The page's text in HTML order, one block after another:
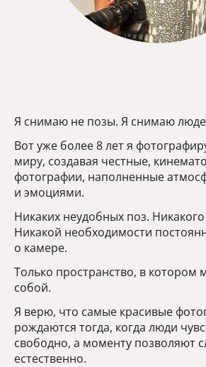
Я снимаю не позы. Я снимаю
Вот уже более 8 лет я
миру, создавая честные,
фотографии, наполненные
и эмоциями.
Никаких неудобных поз.
Никакой необходимости
о камере.
Только пространство, в котором
собой.
Я верю, что самые красивые
рождаются тогда, когда люди
свободно, а моменту позволяют
естественно.